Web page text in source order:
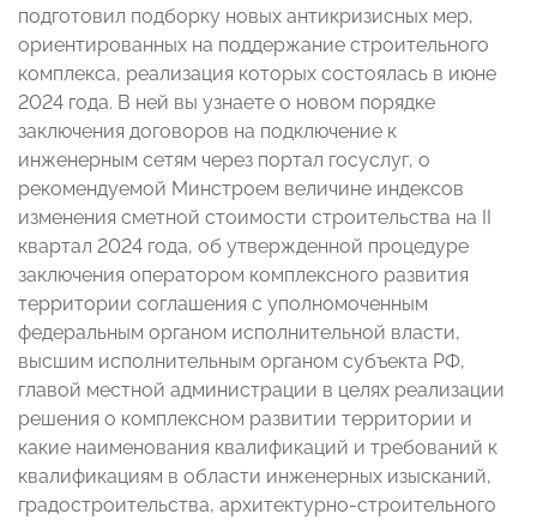
подготовил подборку новых антикризисных мер,
ориентированных на поддержание строительного
комплекса, реализация которых состоялась в июне
2024 года. В ней вы узнаете о новом порядке
заключения договоров на подключение к
инженерным сетям через портал госуслуг, о
рекомендуемой Минстроем величине индексов
изменения сметной стоимости строительства на II
квартал 2024 года, об утвержденной процедуре
заключения оператором комплексного развития
территории соглашения с уполномоченным
федеральным органом исполнительной власти,
высшим исполнительным органом субъекта РФ,
главой местной администрации в целях реализации
решения о комплексном развитии территории и
какие наименования квалификаций и требований к
квалификациям в области инженерных изысканий,
градостроительства, архитектурно-строительного